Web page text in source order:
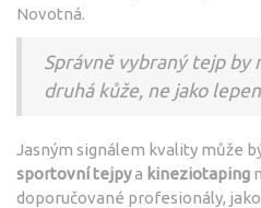
Novotná.
Správně vybraný tejp by
druhá kůže, ne jako
Jasným signálem kvality může
sportovní tejpya kineziotaping
doporučované profesionály,